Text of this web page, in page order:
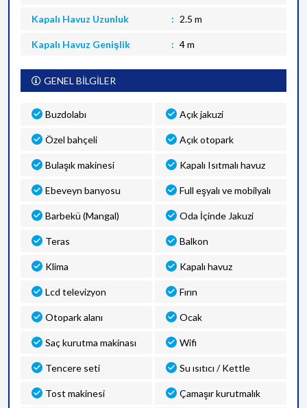
Kapalı Havuz Uzunluk 2.5 m
Kapalı Havuz Genişlik 4 m
GENEL BİLGİLER
Buzdolabı Açık jakuzi
Özel bahçeli Açık otopark
Bulaşık makinesi Kapalı Isıtmalı havuz
Ebeveyn banyosu Full eşyalı ve mobilyalı
Barbekü (Mangal) Oda İçinde Jakuzi
Teras Balkon
Klima Kapalı havuz
Lcd televizyon Fırın
Otopark alanı Ocak
Saç kurutma makinası Wifi
Tencere seti Su ısıtıcı / Kettle
Tost makinesi Çamaşır kurutmalık